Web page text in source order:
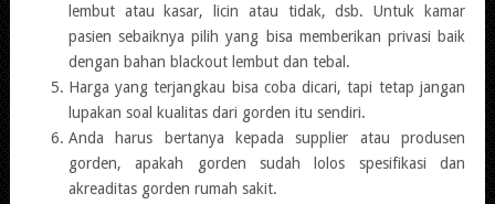
lembut atau kasar, licin atau tidak, dsb. Untuk kamar
pasien sebaiknya pilih yang bisa memberikan privasi baik
dengan bahan blackout lembut dan tebal.
Harga yang terjangkau bisa coba dicari, tapi tetap jangan
lupakan soal kualitas dari gorden itu sendiri.
Anda harus bertanya kepada supplier atau produsen
gorden, apakah gorden sudah lolos spesifikasi dan
akreaditas gorden rumah sakit.